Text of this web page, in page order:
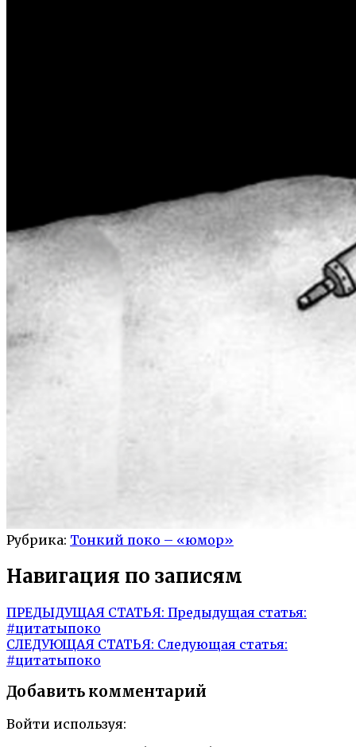
Рубрика: Тонкий поко – «юмор»
Навигация по записям
ПРЕДЫДУЩАЯ СТАТЬЯ: Предыдущая статья:
#цитатыпоко
СЛЕДУЮЩАЯ СТАТЬЯ: Следующая статья:
#цитатыпоко
Добавить комментарий
Войти используя: